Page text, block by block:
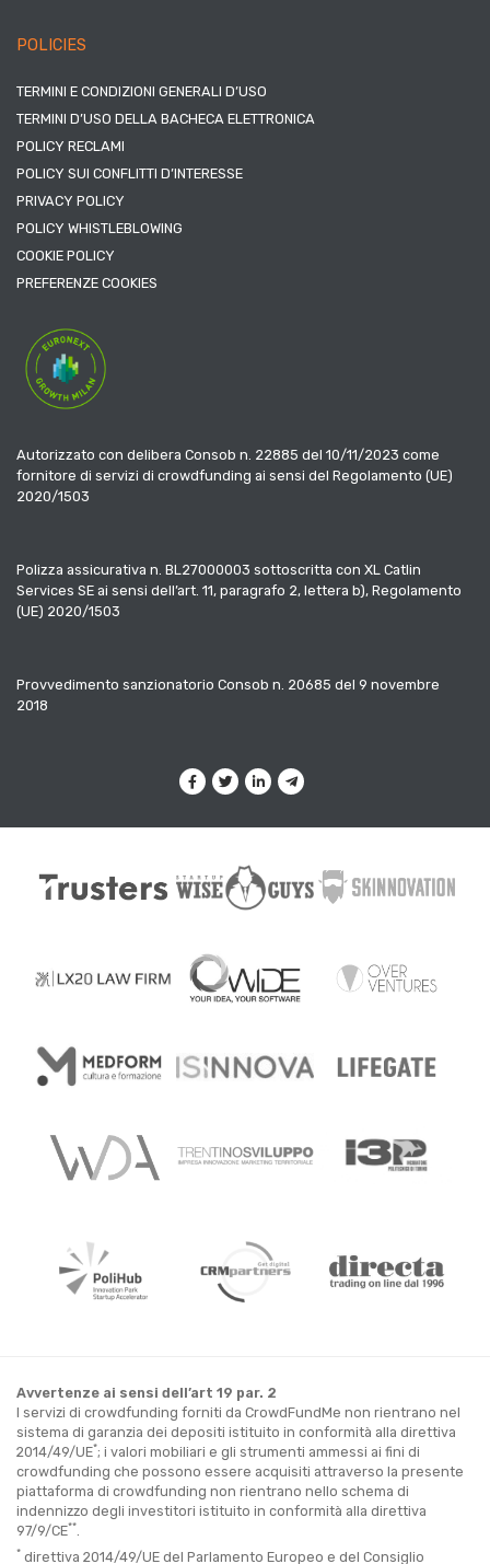
POLICIES
TERMINI E CONDIZIONI GENERALI D’USO
TERMINI D’USO DELLA BACHECA ELETTRONICA
POLICY RECLAMI
POLICY SUI CONFLITTI D’INTERESSE
PRIVACY POLICY
POLICY WHISTLEBLOWING
COOKIE POLICY
PREFERENZE COOKIES
Autorizzato con delibera Consob n. 22885 del 10/11/2023 come
fornitore di servizi di crowdfunding ai sensi del Regolamento (UE)
2020/1503
Polizza assicurativa n. BL27000003 sottoscritta con XL Catlin
Services SE ai sensi dell’art. 11, paragrafo 2, lettera b), Regolamento
(UE) 2020/1503
Provvedimento sanzionatorio Consob n. 20685 del 9 novembre
2018
Avvertenze ai sensi dell’art 19 par. 2
I servizi di crowdfunding forniti da CrowdFundMe non rientrano nel
sistema di garanzia dei depositi istituito in conformità alla direttiva
2014/49/UE*; i valori mobiliari e gli strumenti ammessi ai fini di
crowdfunding che possono essere acquisiti attraverso la presente
piattaforma di crowdfunding non rientrano nello schema di
indennizzo degli investitori istituito in conformità alla direttiva
97/9/CE**
* direttiva 2014/49/UE del Parlamento Europeo e del Consiglio